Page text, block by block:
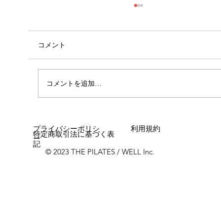
心斎橋店 店長就任！！
コメント
コメントを追加…
© 2023 THE PILATES / WELL Inc.
プライバシーポリシ
ー
利用規約
特定商取引法に基づく表
記